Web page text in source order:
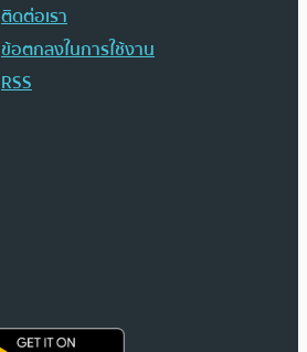
ติดต่อเรา
ข้อตกลงในการใช้งาน
RSS